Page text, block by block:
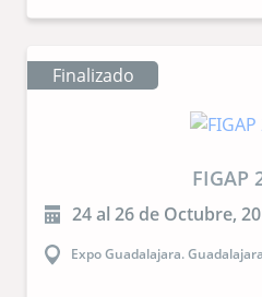
Finalizado
FIGAP
24 al 26 de Octubre,
Expo Guadalajara.